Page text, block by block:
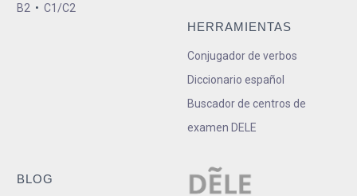
B2 • C1/C2
HERRAMIENTAS
Conjugador de verbos
Diccionario español
Buscador de centros de
examen DELE
BLOG